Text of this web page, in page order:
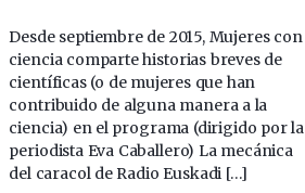
Desde septiembre de 2015, Mujeres con
ciencia comparte historias breves de
científicas (o de mujeres que han
contribuido de alguna manera a la
ciencia) en el programa (dirigido por la
periodista Eva Caballero) La mecánica
del caracol de Radio Euskadi […]